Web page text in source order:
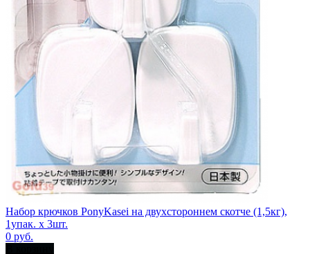
Набор крючков PonyKasei на двухстороннем скотче (1,5кг),
1упак. х 3шт.
0 руб.